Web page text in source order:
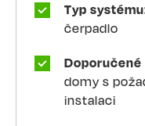
Typ
čerpadlo
domy s
instalaci